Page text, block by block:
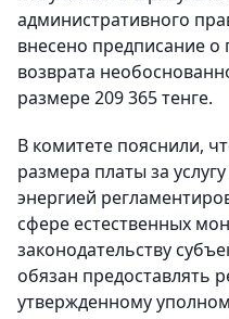
административного
внесено предписание о
возврата
размере 209 365 тенге.
В комитете пояснили,
размера платы за
энергией
сфере естественных
законодательству
обязан предоставлять
утвержденному